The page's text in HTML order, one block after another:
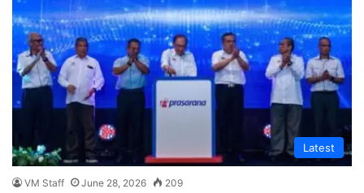
Latest
VM Staff June 28, 2026 209